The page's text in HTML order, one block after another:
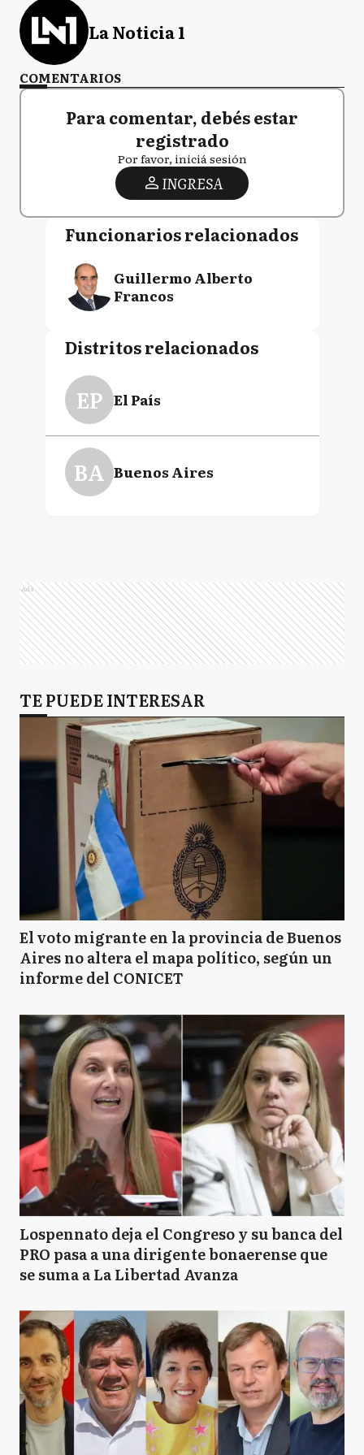
La Noticia 1
COMENTARIOS
Para comentar, debés estar
registrado
Por favor, iniciá sesión
INGRESA
Funcionarios relacionados
Guillermo Alberto
Francos
Distritos relacionados
EP El País
BA Buenos Aires
Ads
TE PUEDE INTERESAR
El voto migrante en la provincia de Buenos
Aires no altera el mapa político, según un
informe del CONICET
Lospennato deja el Congreso y su banca del
PRO pasa a una dirigente bonaerense que
se suma a La Libertad Avanza